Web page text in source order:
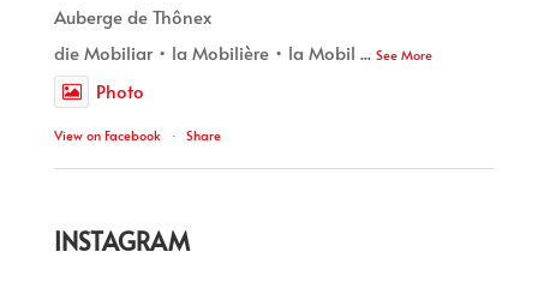
Auberge de Thônex
die Mobiliar • la Mobilière • la Mobil ... See More
Photo
View on Facebook · Share
INSTAGRAM